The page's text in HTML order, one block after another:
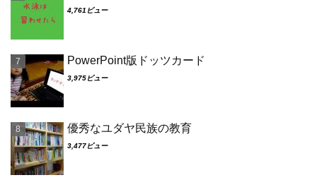
4,761ビュー
PowerPoint版ドッツカード
3,975ビュー
優秀なユダヤ民族の教育
3,477ビュー